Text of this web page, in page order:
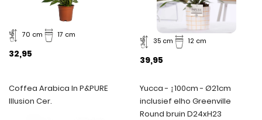
70 cm 17 cm
32,95
35 cm 12 cm
39,95
Coffea Arabica In P&PURE
Illusion Cer.
Yucca - ↨100cm - Ø21cm
inclusief elho Greenville
Round bruin D24xH23